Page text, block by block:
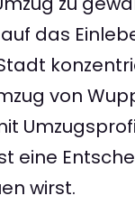
das
von
eine
wirst.